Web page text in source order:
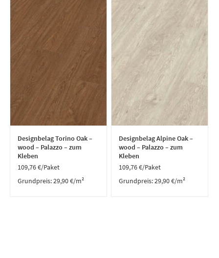
Designbelag Torino Oak –
wood – Palazzo – zum
Kleben
109,76€/Paket
Grundpreis:29,90€/m²
Designbelag Alpine Oak –
wood – Palazzo – zum
Kleben
109,76€/Paket
Grundpreis:29,90€/m²